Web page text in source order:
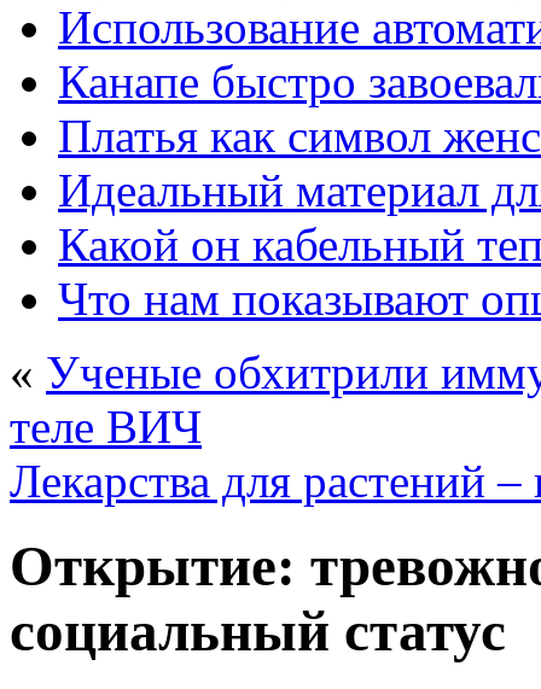
Использование
Канапе быстро
Платья как символ
Идеальный материал
Какой он кабельный
Что нам показывают
« Ученые обхитрили
теле ВИЧ
Лекарства для растений
Открытие:
социальный статус